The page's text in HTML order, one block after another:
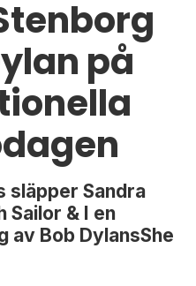
på
släpper Sandra
Sailor & I en
av Bob DylansShe